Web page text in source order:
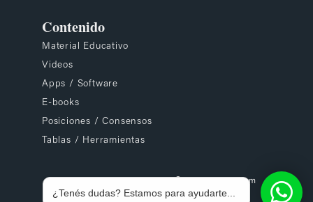
Contenido
Material Educativo
Videos
Apps / Software
E-books
Posiciones / Consensos
Tablas / Herramientas
Todos los derechos reservados ©2026 - Nutrinfo.com
¿Tenés dudas? Estamos para ayudarte...